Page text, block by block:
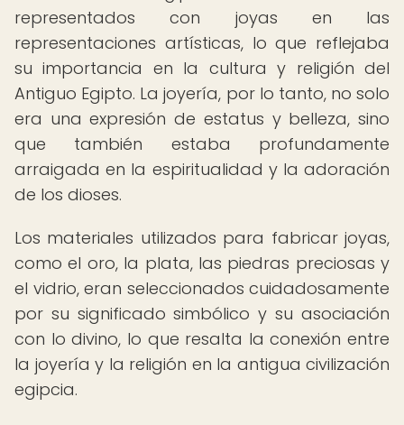
representados con joyas en las
representaciones artísticas, lo que reflejaba
su importancia en la cultura y religión del
Antiguo Egipto. La joyería, por lo tanto, no solo
era una expresión de estatus y belleza, sino
que también estaba profundamente
arraigada en la espiritualidad y la adoración
de los dioses.
Los materiales utilizados para fabricar joyas,
como el oro, la plata, las piedras preciosas y
el vidrio, eran seleccionados cuidadosamente
por su significado simbólico y su asociación
con lo divino, lo que resalta la conexión entre
la joyería y la religión en la antigua civilización
egipcia.